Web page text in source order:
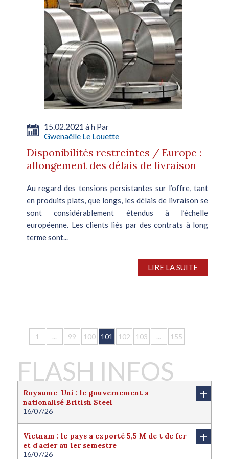
15.02.2021 à h Par
Gwenaëlle Le Louette
Disponibilités restreintes / Europe :
allongement des délais de livraison
Au regard des tensions persistantes sur l’offre, tant
en produits plats, que longs, les délais de livraison se
sont considérablement étendus à l’échelle
européenne. Les clients liés par des contrats à long
terme sont...
LIRE LA SUITE
1 ... 99 100 101 102 103 ... 155
FLASH INFOS
Royaume-Uni : le gouvernement a
nationalisé British Steel
16/07/26
+
Le Royaume-Uni a nationalisé British Steel afin de
protéger l'avenir de la filière sidérurgique locale.
Londres juge cette nationalisation nécessaire pour
protéger l'intérêt national du pays. Le
gouvernement a ainsi finalisé la reprise d’une
Vietnam : le pays a exporté 5,5 M de t de fer
et d'acier au 1er semestre
16/07/26
+